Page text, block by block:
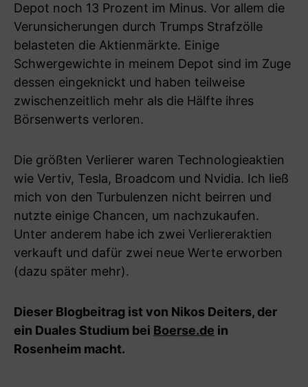
Depot noch 13 Prozent im Minus. Vor allem die
Verunsicherungen durch Trumps Strafzölle
belasteten die Aktienmärkte. Einige
Schwergewichte in meinem Depot sind im Zuge
dessen eingeknickt und haben teilweise
zwischenzeitlich mehr als die Hälfte ihres
Börsenwerts verloren.
Die größten Verlierer waren Technologieaktien
wie Vertiv, Tesla, Broadcom und Nvidia. Ich ließ
mich von den Turbulenzen nicht beirren und
nutzte einige Chancen, um nachzukaufen.
Unter anderem habe ich zwei Verliereraktien
verkauft und dafür zwei neue Werte erworben
(dazu später mehr).
Dieser Blogbeitrag ist von Nikos Deiters, der
ein Duales Studium bei Boerse.de in
Rosenheim macht.